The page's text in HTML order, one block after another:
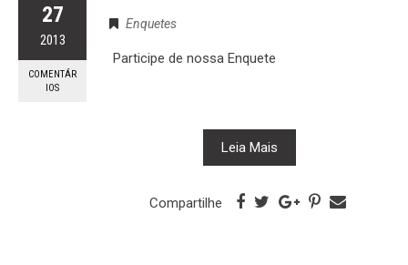
27
2013
COMENTÁR
IOS
Enquetes
Participe de nossa Enquete
Leia Mais
Compartilhe